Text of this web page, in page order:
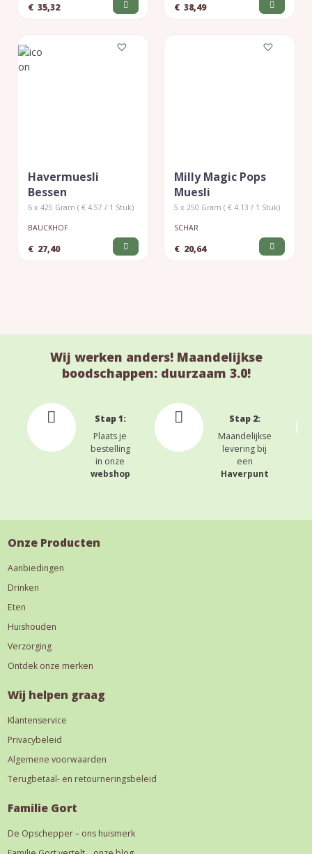
€ 35,32 € 38,49
Havermuesli
Bessen
6 x 425 Gram ( € 4.57 / 1 Stuk)
BAUCKHOF
€ 27,40
Milly Magic Pops
Muesli
5 x 250 Gram ( € 4.13 / 1 Stuk)
SCHAR
€ 20,64
Wij werken anders! Maandelijkse
boodschappen: duurzaam 3.0!
Stap 1:
Plaats je
bestelling
in onze
webshop
Stap 2:
Maandelijkse
levering bij
een
Haverpunt
Onze Producten
Aanbiedingen
Drinken
Eten
Huishouden
Verzorging
Ontdek onze merken
Wij helpen graag
Klantenservice
Privacybeleid
Algemene voorwaarden
Terugbetaal- en retourneringsbeleid
Familie Gort
De Opschepper – ons huismerk